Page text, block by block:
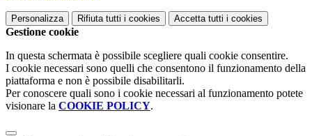
Personalizza Rifiuta tutti i cookies Accetta tutti i cookies
Gestione cookie
In questa schermata è possibile scegliere quali cookie consentire.
I cookie necessari sono quelli che consentono il funzionamento della
piattaforma e non è possibile disabilitarli.
Per conoscere quali sono i cookie necessari al funzionamento potete
visionare la COOKIE POLICY.